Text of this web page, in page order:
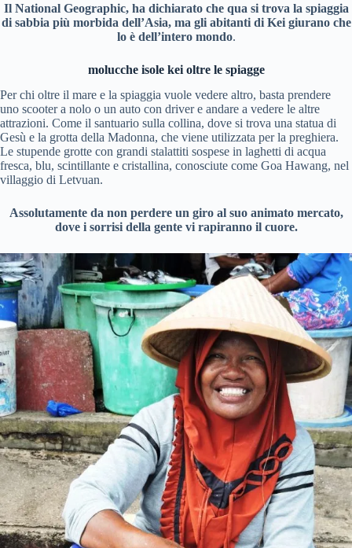
Il National Geographic, ha dichiarato che qua si trova la spiaggia
di sabbia più morbida dell’Asia, ma gli abitanti di Kei giurano che
lo è dell’intero mondo.
molucche isole kei oltre le spiagge
Per chi oltre il mare e la spiaggia vuole vedere altro, basta prendere
uno scooter a nolo o un auto con driver e andare a vedere le altre
attrazioni. Come il santuario sulla collina, dove si trova una statua di
Gesù e la grotta della Madonna, che viene utilizzata per la preghiera.
Le stupende grotte con grandi stalattiti sospese in laghetti di acqua
fresca, blu, scintillante e cristallina, conosciute come Goa Hawang, nel
villaggio di Letvuan.
Assolutamente da non perdere un giro al suo animato mercato,
dove i sorrisi della gente vi rapiranno il cuore.